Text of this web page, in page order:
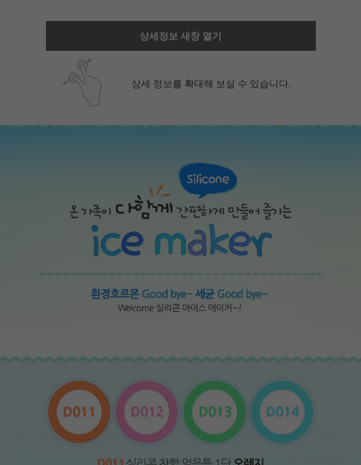
상세정보 새창 열기
상세 정보를 확대해 보실 수 있습니다.